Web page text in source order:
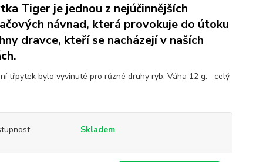
Tiger je jednou z nejúčinnějších
návnad, která provokuje do útoku
dravce, kteří se nacházejí v naších
třpytek bylo vyvinuté pro různé druhy ryb. Váha 12 g. celý
Skladem